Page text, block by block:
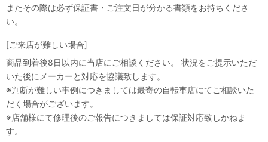
またその際は必ず保証書・ご注文日が分かる書類をお持ちくださ
い。
[ご来店が難しい場合]
商品到着後8日以内に当店にご相談ください。 状況をご提示いただ
いた後にメーカーと対応を協議致します。
※判断が難しい事例につきましては最寄の自転車店にてご相談いた
だく場合がございます。
※店舗様にて修理後のご報告につきましては保証対応致しかねま
す。